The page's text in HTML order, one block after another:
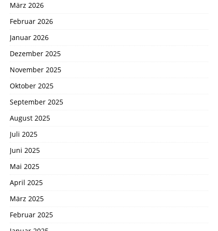
März 2026
Februar 2026
Januar 2026
Dezember 2025
November 2025
Oktober 2025
September 2025
August 2025
Juli 2025
Juni 2025
Mai 2025
April 2025
März 2025
Februar 2025